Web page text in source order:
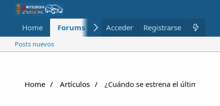
Home Forums Nuevo Miembros
Acceder Registrarse
Posts nuevos
Home Artículos ¿Cuándo se estrena el último